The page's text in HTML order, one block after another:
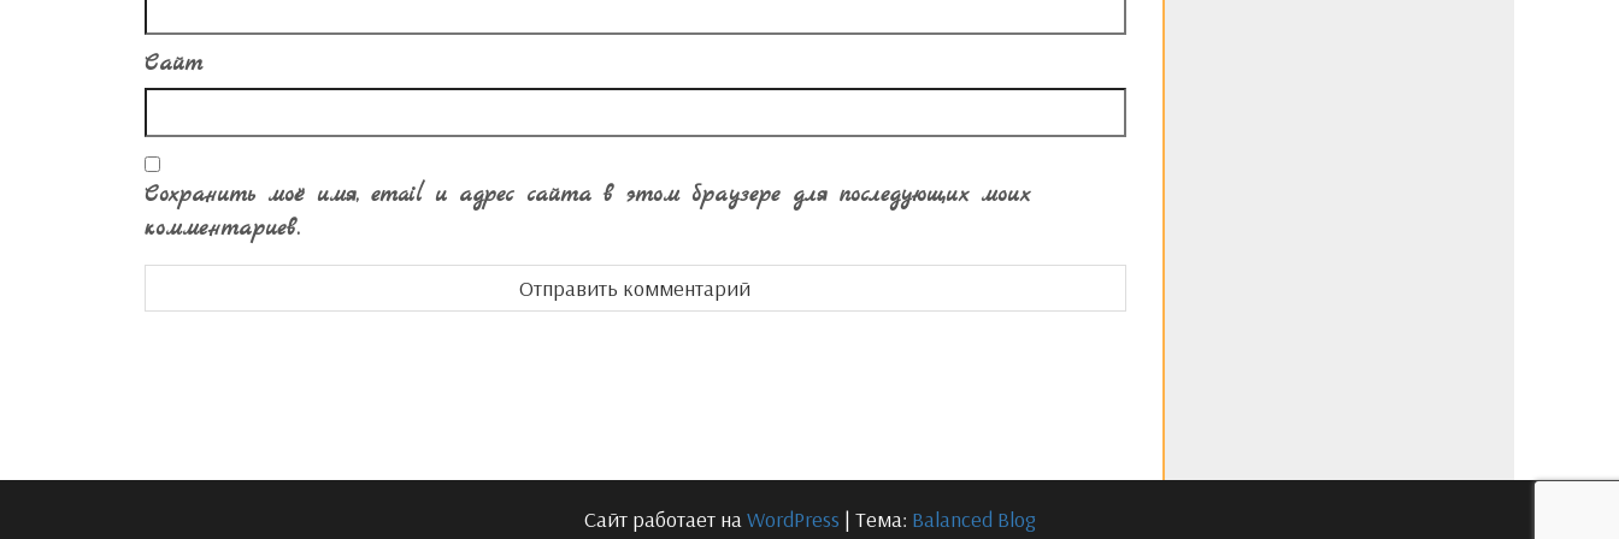
Сайт
Сохранить моё имя, email и адрес сайта в этом браузере для последующих моих
комментариев.
Сайт работает наWordPress | Тема: Balanced Blog